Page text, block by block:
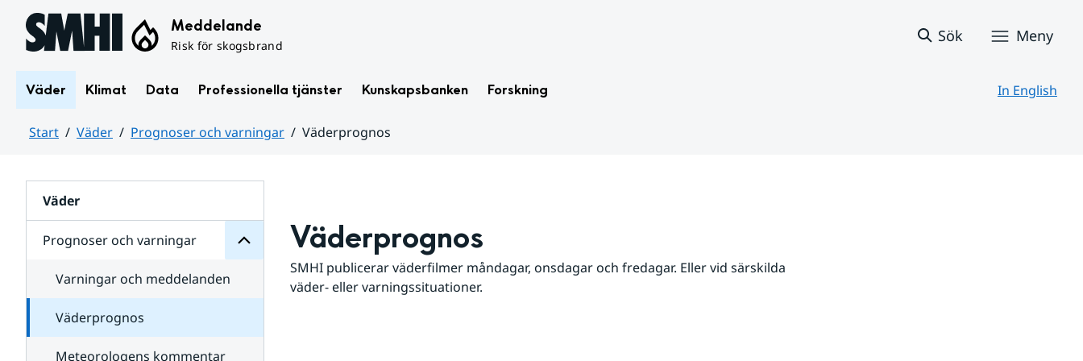
Hoppa till sidans innehåll Meddelande
Risk för skogsbrand
Sök Meny
Väder Klimat Data Professionella tjänster Kunskapsbanken Forskning In English
Start Väder Prognoser och varningar
Väderprognos
Väder
Prognoser och varningar
för
varningar
Varningar och meddelanden
Väderprognos
Meteorologens kommentar
Väderprognos
SMHI publicerar väderfilmer måndagar, onsdagar och fredagar. Eller vid särskilda
väder- eller varningssituationer.